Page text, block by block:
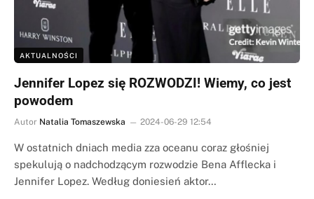
AKTUALNOŚCI
Jennifer Lopez się ROZWODZI! Wiemy, co jest
powodem
Autor Natalia Tomaszewska 2024-06-29 12:54
W ostatnich dniach media zza oceanu coraz głośniej
spekulują o nadchodzącym rozwodzie Bena Afflecka i
Jennifer Lopez. Według doniesień aktor…